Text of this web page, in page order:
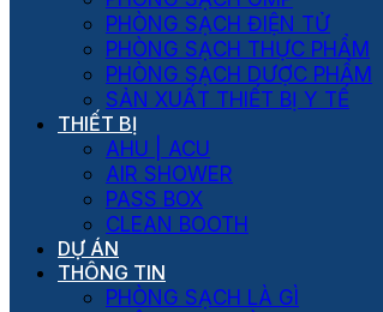
PHÒNG SẠCH ĐIỆN TỬ
PHÒNG SẠCH THỰC PHẨM
PHÒNG SẠCH DƯỢC PHẨM
SẢN XUẤT THIẾT BỊ Y TẾ
THIẾT BỊ
AHU | ACU
AIR SHOWER
PASS BOX
CLEAN BOOTH
DỰ ÁN
THÔNG TIN
PHÒNG SẠCH LÀ GÌ